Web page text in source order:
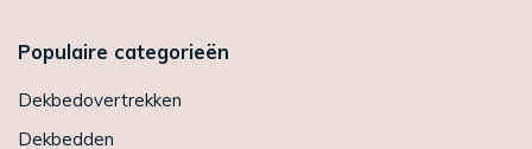
Populaire categorieën
Dekbedovertrekken
Dekbedden